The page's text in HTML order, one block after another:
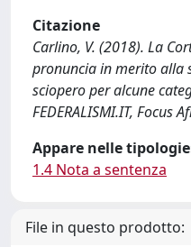
Citazione
Carlino, V. (2018). La
pronuncia in merito alla
sciopero per alcune
FEDERALISMI.IT, Focus
Appare nelle
1.4 Nota a sentenza
File in questo prodotto: